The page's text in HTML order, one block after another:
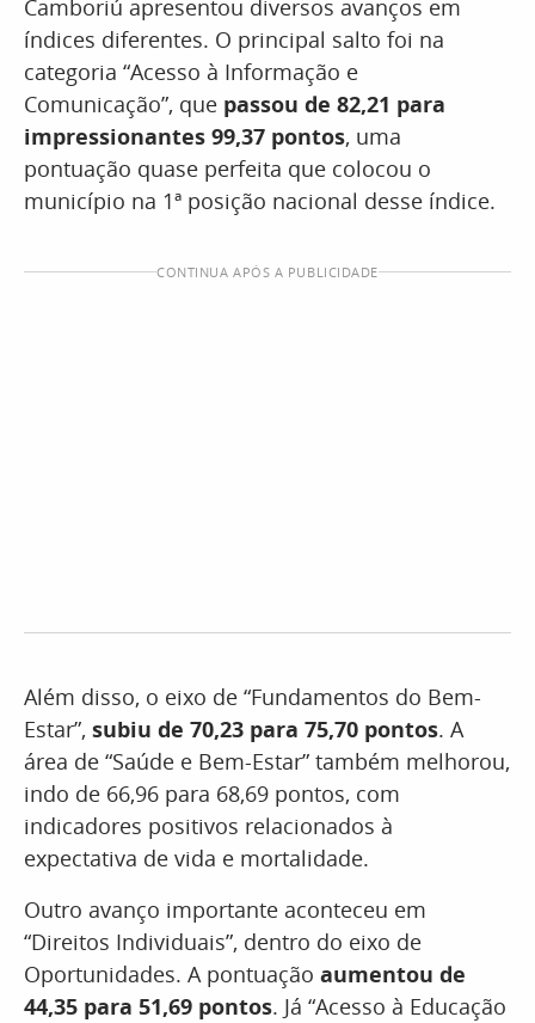
Camboriú apresentou diversos avanços em
índices diferentes. O principal salto foi na
categoria “Acesso à Informação e
Comunicação”, que passou de 82,21 para
impressionantes 99,37 pontos, uma
pontuação quase perfeita que colocou o
município na 1ª posição nacional desse índice.
CONTINUA APÓS A PUBLICIDADE
Além disso, o eixo de “Fundamentos do Bem-
Estar”, subiu de 70,23 para 75,70 pontos. A
área de “Saúde e Bem-Estar” também melhorou,
indo de 66,96 para 68,69 pontos, com
indicadores positivos relacionados à
expectativa de vida e mortalidade.
Outro avanço importante aconteceu em
“Direitos Individuais”, dentro do eixo de
Oportunidades. A pontuação aumentou de
44,35 para 51,69 pontos. Já “Acesso à Educação